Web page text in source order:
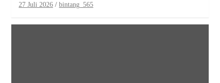
27 Juli 2026 bintang_565